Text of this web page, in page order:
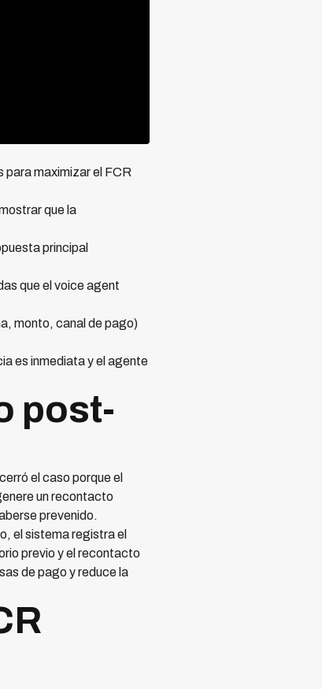
para maximizar el FCR
que la
principal
que el voice agent
monto, canal de pago)
es inmediata y el agente
post-
el caso porque el
un recontacto
prevenido.
el sistema registra el
previo y el recontacto
de pago y reduce la